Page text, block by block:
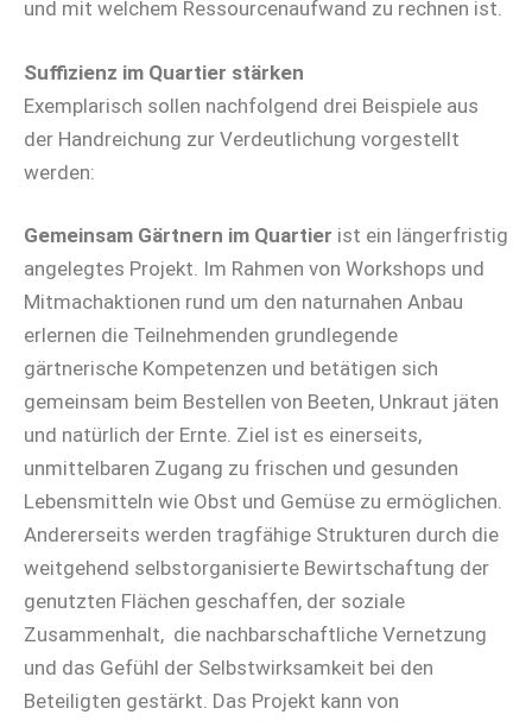
und mit welchem Ressourcenaufwand zu rechnen ist.
Suffizienz im Quartier stärken
Exemplarisch sollen nachfolgend drei Beispiele aus
der Handreichung zur Verdeutlichung vorgestellt
werden:
Gemeinsam Gärtnern im Quartier ist ein längerfristig
angelegtes Projekt. Im Rahmen von Workshops und
Mitmachaktionen rund um den naturnahen Anbau
erlernen die Teilnehmenden grundlegende
gärtnerische Kompetenzen und betätigen sich
gemeinsam beim Bestellen von Beeten, Unkraut jäten
und natürlich der Ernte. Ziel ist es einerseits,
unmittelbaren Zugang zu frischen und gesunden
Lebensmitteln wie Obst und Gemüse zu ermöglichen.
Andererseits werden tragfähige Strukturen durch die
weitgehend selbstorganisierte Bewirtschaftung der
genutzten Flächen geschaffen, der soziale
Zusammenhalt, die nachbarschaftliche Vernetzung
und das Gefühl der Selbstwirksamkeit bei den
Beteiligten gestärkt. Das Projekt kann von